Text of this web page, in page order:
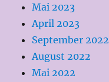
Mai 2023
April 2023
September 2022
August 2022
Mai 2022